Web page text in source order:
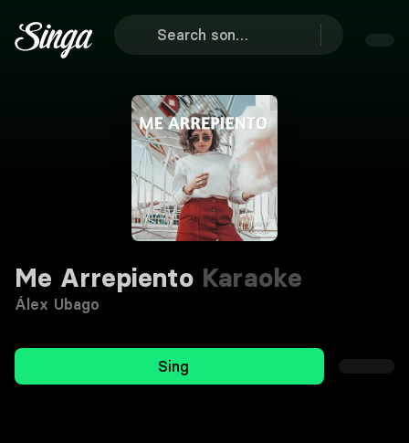
Me Arrepiento Karaoke
Álex Ubago
Sing